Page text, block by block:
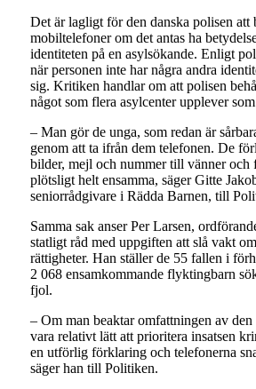
Det är lagligt för den danska polisen att
mobiltelefoner om det antas ha
identiteten på en asylsökande. Enligt
när personen inte har några andra
sig. Kritiken handlar om att polisen
något som flera asylcenter upplever
– Man gör de unga, som redan är
genom att ta ifrån dem telefonen. De
bilder, mejl och nummer till vänner och
plötsligt helt ensamma, säger Gitte
seniorrådgivare i Rädda Barnen, till
Samma sak anser Per Larsen,
statligt råd med uppgiften att slå vakt
rättigheter. Han ställer de 55 fallen i
2 068 ensamkommande flyktingbarn
fjol.
– Om man beaktar omfattningen av den
vara relativt lätt att prioritera insatsen
en utförlig förklaring och telefonerna
säger han till Politiken.